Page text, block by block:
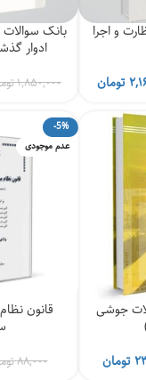
و اجرا
۲,۲۸۰,۰۰۰ تومان
تومانقیمت
۲,۱۶۶,۰۰۰ تومان
است.
بانک سوالات
ادوار
۱,۸۵۰,۰۰۰
جوشی
تومانقیمت
-5%
عدم موجودی
قانون
۸۸,۰۰۰